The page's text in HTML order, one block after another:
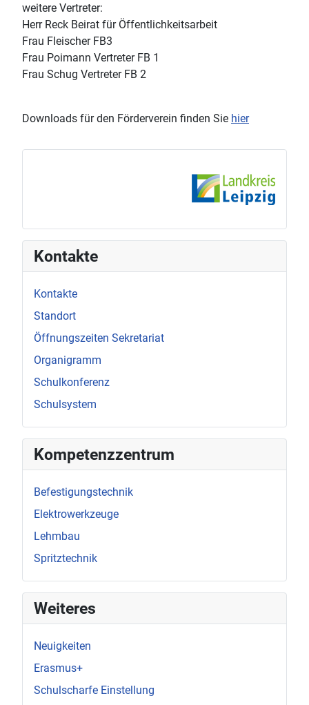
weitere Vertreter:
Herr Reck Beirat für Öffentlichkeitsarbeit
Frau Fleischer FB3
Frau Poimann Vertreter FB 1
Frau Schug Vertreter FB 2
Downloads für den Förderverein finden Sie hier
Kontakte
Kontakte
Standort
Öffnungszeiten Sekretariat
Organigramm
Schulkonferenz
Schulsystem
Kompetenzzentrum
Befestigungstechnik
Elektrowerkzeuge
Lehmbau
Spritztechnik
Weiteres
Neuigkeiten
Erasmus+
Schulscharfe Einstellung